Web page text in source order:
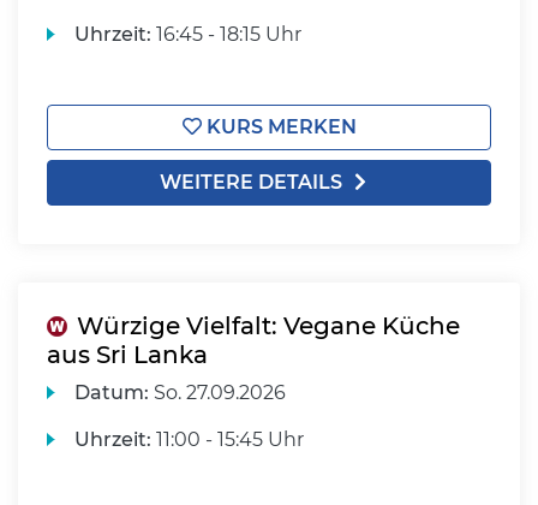
Uhrzeit: 16:45 - 18:15 Uhr
KURS MERKEN
WEITERE DETAILS
Würzige Vielfalt: Vegane Küche
aus Sri Lanka
Datum: So. 27.09.2026
Uhrzeit: 11:00 - 15:45 Uhr